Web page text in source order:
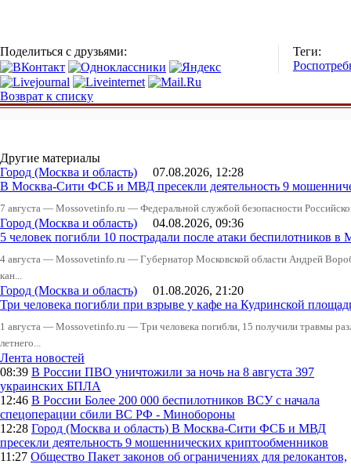
Поделиться с друзьями:
Теги:
Возврат к списку
Другие материалы
Город (Москва и область) 07.08.2026, 12:28
В Москва-Сити ФСБ и МВД пресекли деятельность 9
7 августа — Mossovetinfo.ru — Федеральной службой безопасности
Город (Москва и область) 04.08.2026, 09:36
5 человек погибли 10 пострадали после атаки беспилотников в
4 августа — Mossovetinfo.ru — Губернатор Московской области Андрей
кан...
Город (Москва и область) 01.08.2026, 21:20
Три человека погибли при взрыве у кафе на Кудринской
1 августа — Mossovetinfo.ru — Три человека погибли, 15 получили травмы
летнего...
Лента новостей
08:39 В России ПВО уничтожили за ночь на 8 августа 397
украинских БПЛА
12:46 В России Более 200 000 беспилотников ВСУ с начала
спецоперации сбили ВС РФ - Минобороны
12:28 Город (Москва и область) В Москва-Сити ФСБ и МВД
пресекли деятельность 9 мошеннических криптообменников
11:27 Общество Пакет законов об ограничениях для релокантов,